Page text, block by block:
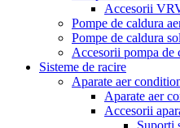
Accesorii
Pompe de caldura
Pompe de caldura
Accesorii pompa de
Sisteme de racire
Aparate aer
Aparate aer
Accesorii
Suporti